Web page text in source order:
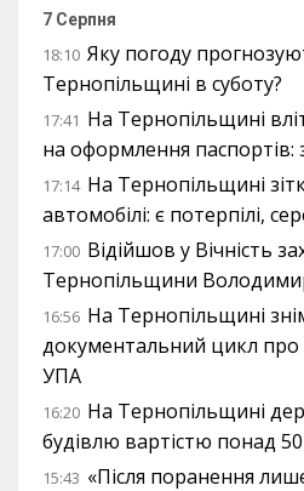
7 Серпня
18:10 Яку погоду
Тернопільщині в суботу?
17:41 На Тернопільщині
на оформлення паспортів:
17:14 На Тернопільщині
автомобілі: є потерпілі,
17:00 Відійшов у Вічність
Тернопільщини
16:56 На Тернопільщині
документальний цикл
УПА
16:20 На Тернопільщині
будівлю вартістю понад
15:43 «Після поранення